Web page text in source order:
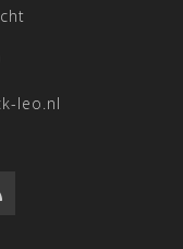
leo.nl